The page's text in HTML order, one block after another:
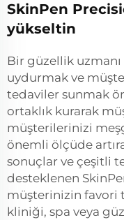
SkinPen
yükseltin
Bir güzellik
uydurmak ve
tedaviler sunmak
ortaklık kurarak
müşterilerinizi
önemli ölçüde
sonuçlar ve çeşitli
desteklenen
müşterinizin favori
kliniği, spa veya